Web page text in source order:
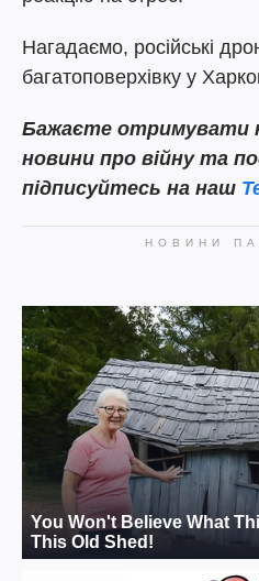
Нагадаємо, російські
багатоповерхівку у
Бажаєте отримувати
новини про війну та
підписуйтесь на наш